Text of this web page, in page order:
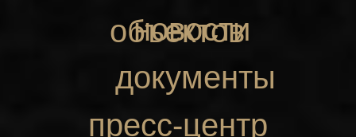
новости
объектов
пресс-центр
документы